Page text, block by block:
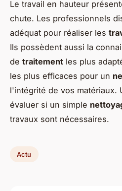
Le travail en hauteur
chute. Les professionnels
adéquat pour réaliser les
Ils possèdent aussi la
de traitement les plus
les plus efficaces pour un
l'intégrité de vos matériaux.
évaluer si un simple
travaux sont nécessaires.
Actu